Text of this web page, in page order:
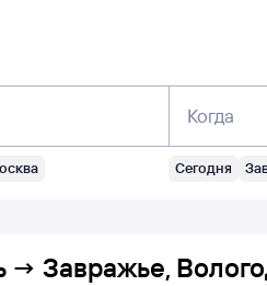
Когда
Сегодня
Завражье,